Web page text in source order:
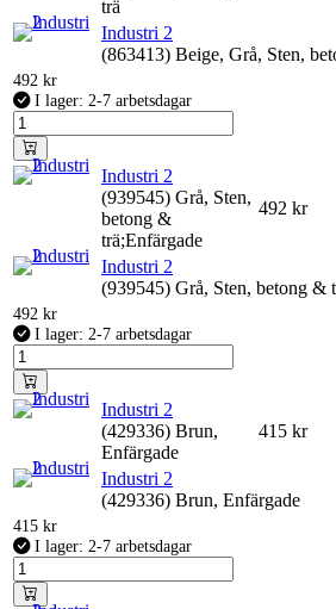
trä
Industri 2
(863413) Beige, Grå, Sten,
492 kr
I lager: 2-7 arbetsdagar
Industri 2
(939545) Grå, Sten,
betong &
trä;Enfärgade
492 kr
Industri 2
(939545) Grå, Sten, betong &
492 kr
I lager: 2-7 arbetsdagar
Industri 2
(429336) Brun,
Enfärgade
415 kr
Industri 2
(429336) Brun, Enfärgade
415 kr
I lager: 2-7 arbetsdagar